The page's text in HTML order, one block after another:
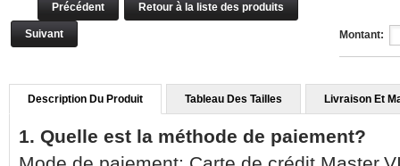
Précédent
Retour à la liste des produits
Suivant Montant:
Description Du Produit Tableau Des Tailles Livraison Et
1. Quelle est la méthode de paiement?